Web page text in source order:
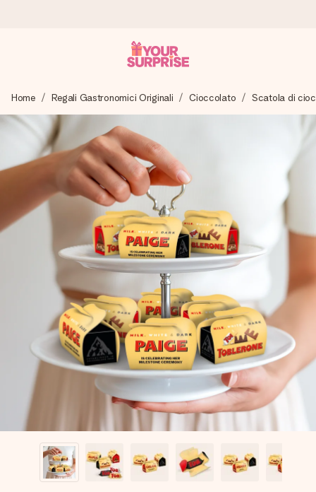
Prepariamo il tuo regalo con attenzione e lo spediamo in un
lampo – così potrai consegnarlo al momento giusto, quando
conta davvero.
4,7 (basato su +15.000 recensioni)
I nostri regali ispirano. I clienti ci valutano 4,7 su Google
Reviews.
Biglietto d'auguri gratuito
Realizza qualcosa di unico in pochi passi – con il suo nome,
una tua foto o un messaggio che tocchi il cuore. Nessuna
complicazione, solo tanto amore per il momento perfetto.
Home Regali Gastronomici Originali Cioccolato Scatola di